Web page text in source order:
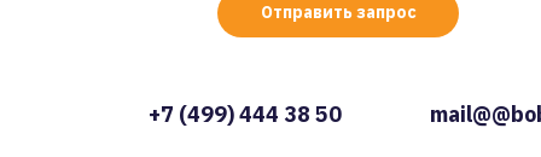
Отправить запрос
+7 (499) 444 38 50